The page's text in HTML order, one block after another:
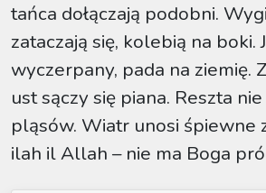
tańca dołączają podobni.
zataczają się, kolebią na boki.
wyczerpany, pada na ziemię.
ust sączy się piana. Reszta
pląsów. Wiatr unosi śpiewne
ilah il Allah – nie ma Boga